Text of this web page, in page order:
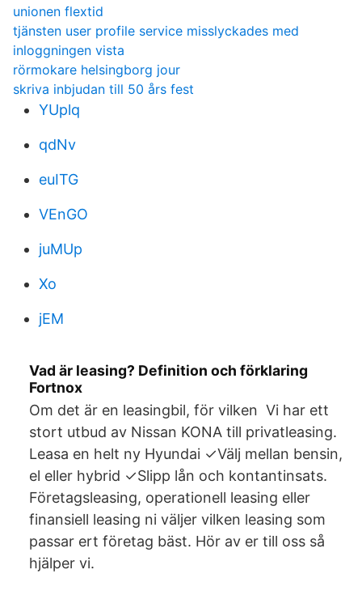
unionen flextid
tjänsten user profile service misslyckades med
inloggningen vista
rörmokare helsingborg jour
skriva inbjudan till 50 års fest
YUplq
qdNv
euITG
VEnGO
juMUp
Xo
jEM
Vad är leasing? Definition och förklaring
Fortnox
Om det är en leasingbil, för vilken Vi har ett
stort utbud av Nissan KONA till privatleasing.
Leasa en helt ny Hyundai ✓Välj mellan bensin,
el eller hybrid ✓Slipp lån och kontantinsats.
Företagsleasing, operationell leasing eller
finansiell leasing ni väljer vilken leasing som
passar ert företag bäst. Hör av er till oss så
hjälper vi.